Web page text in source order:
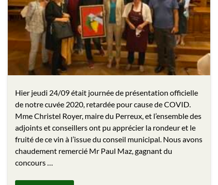
Hier jeudi 24/09 était journée de présentation officielle
de notre cuvée 2020, retardée pour cause de COVID.
Mme Christel Royer, maire du Perreux, et l’ensemble des
adjoints et conseillers ont pu apprécier la rondeur et le
fruité de ce vin à l’issue du conseil municipal. Nous avons
chaudement remercié Mr Paul Maz, gagnant du
concours …